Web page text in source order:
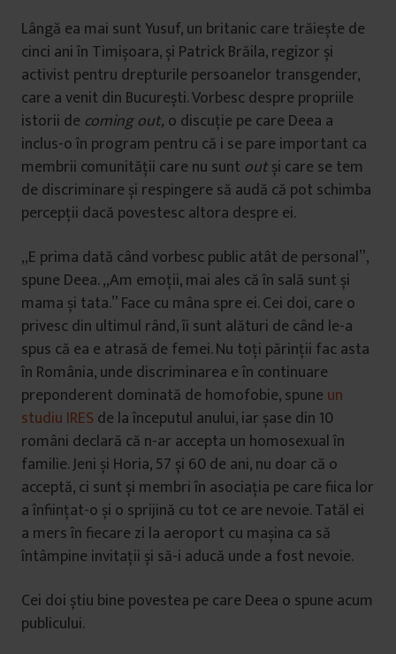
Lângă ea mai sunt Yusuf, un britanic care trăiește de
cinci ani în Timișoara, și Patrick Brăila, regizor și
activist pentru drepturile persoanelor transgender,
care a venit din București. Vorbesc despre propriile
istorii de coming out, o discuție pe care Deea a
inclus-o în program pentru că i se pare important ca
membrii comunității care nu sunt outși care se tem
de discriminare și respingere să audă că pot schimba
percepții dacă povestesc altora despre ei.
„E prima dată când vorbesc public atât de personal”,
spune Deea. „Am emoții, mai ales că în sală sunt și
mama și tata.” Face cu mâna spre ei. Cei doi, care o
privesc din ultimul rând, îi sunt alături de când le-a
spus că ea e atrasă de femei. Nu toți părinții fac asta
în România, unde discriminarea e în continuare
preponderent dominată de homofobie, spune un
studiu IRESde la începutul anului, iar șase din 10
români declară că n-ar accepta un homosexual în
familie. Jeni și Horia, 57 și 60 de ani, nu doar că o
acceptă, ci sunt și membri în asociația pe care fiica lor
a înființat-o și o sprijină cu tot ce are nevoie. Tatăl ei
a mers în fiecare zi la aeroport cu mașina ca să
întâmpine invitații și să-i aducă unde a fost nevoie.
Cei doi știu bine povestea pe care Deea o spune acum
publicului.